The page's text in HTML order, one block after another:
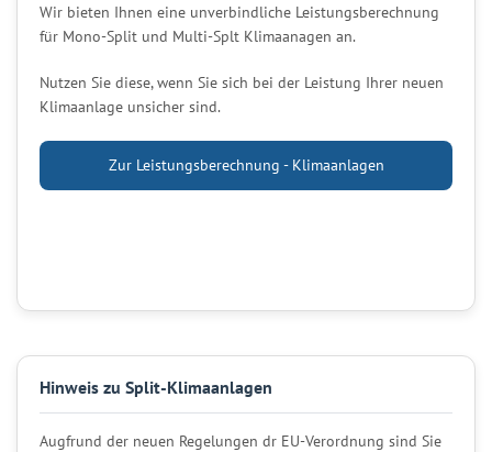
Wir bieten Ihnen eine unverbindliche Leistungsberechnung
für Mono-Split und Multi-Splt Klimaanagen an.
Nutzen Sie diese, wenn Sie sich bei der Leistung Ihrer neuen
Klimaanlage unsicher sind.
Zur Leistungsberechnung - Klimaanlagen
Hinweis zu Split-Klimaanlagen
Augfrund der neuen Regelungen dr EU-Verordnung sind Sie